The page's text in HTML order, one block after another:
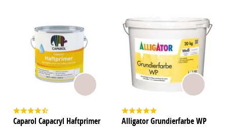
Caparol Capacryl Haftprimer Alligator Grundierfarbe WP